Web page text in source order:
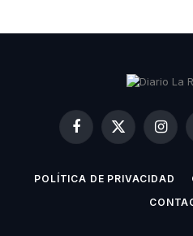
Facebook
X
(Twitter)
POLÍTICA DE PRIVACIDAD